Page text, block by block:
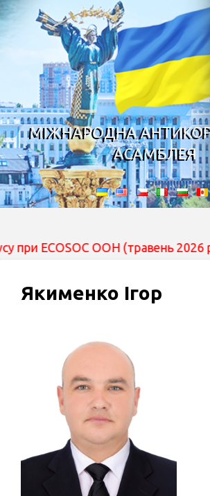
МІЖНАРОДНА
АСАМБЛЕЯ
ECOSOC ООН (травень 2026
Якименко Ігор